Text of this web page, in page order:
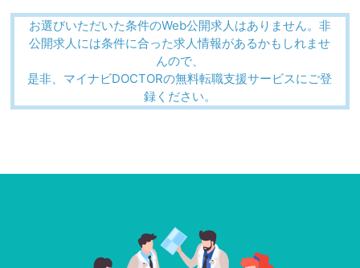
お選びいただいた条件のWeb公開求人はありません。非
公開求人には条件に合った求人情報があるかもしれませ
んので、
是非、マイナビDOCTORの無料転職支援サービスにご登
録ください。